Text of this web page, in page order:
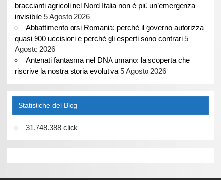
braccianti agricoli nel Nord Italia non è più un’emergenza
invisibile 5 Agosto 2026
Abbattimento orsi Romania: perché il governo autorizza
quasi 900 uccisioni e perché gli esperti sono contrari 5
Agosto 2026
Antenati fantasma nel DNA umano: la scoperta che
riscrive la nostra storia evolutiva 5 Agosto 2026
Statistiche del Blog
31.748.388 click